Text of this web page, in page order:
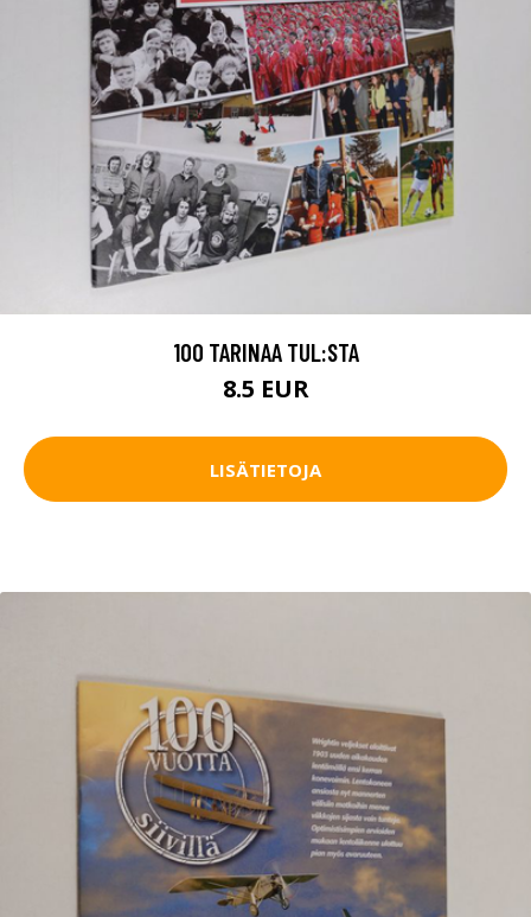
100 TARINAA TUL:STA
8.5 EUR
LISÄTIETOJA